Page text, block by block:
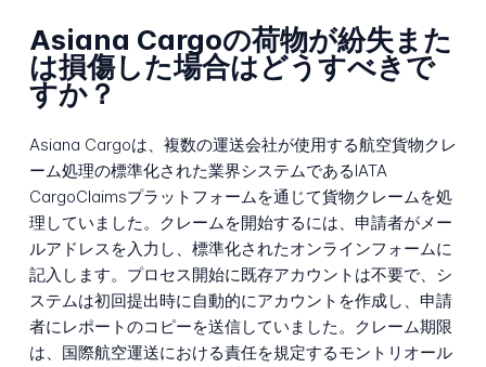
Asiana Cargoの荷物が紛失また
は損傷した場合はどうすべきで
すか？
Asiana Cargoは、複数の運送会社が使用する航空貨物クレ
ーム処理の標準化された業界システムであるIATA
CargoClaimsプラットフォームを通じて貨物クレームを処
理していました。クレームを開始するには、申請者がメー
ルアドレスを入力し、標準化されたオンラインフォームに
記入します。プロセス開始に既存アカウントは不要で、シ
ステムは初回提出時に自動的にアカウントを作成し、申請
者にレポートのコピーを送信していました。クレーム期限
は、国際航空運送における責任を規定するモントリオール